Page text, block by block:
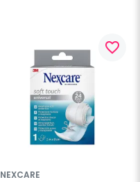
favorite_border
NEXCARE